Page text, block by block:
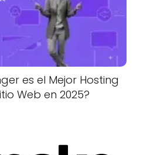
es el Mejor Hosting
Web en 2025?